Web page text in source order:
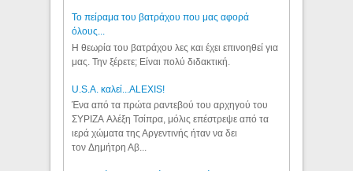
Το πείραμα του βατράχου που μας αφορά
όλους...
Η θεωρία του βατράχου λες και έχει επινοηθεί για
μας. Την ξέρετε; Είναι πολύ διδακτική.
U.S.A. καλεί...ALEXIS!
Ένα από τα πρώτα ραντεβού του αρχηγού του
ΣΥΡΙΖΑ Αλέξη Τσίπρα, μόλις επέστρεψε από τα
ιερά χώματα της Αργεντινής ήταν να δει
τον Δημήτρη Αβ...